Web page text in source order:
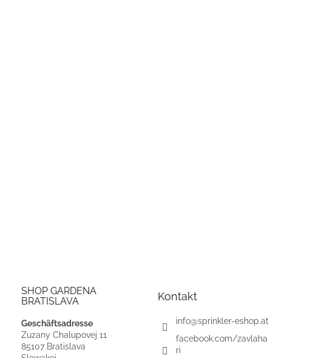
SHOP GARDENA
BRATISLAVA
Geschäftsadresse
Zuzany Chalupovej 11
85107 Bratislava
Kontakt
info@sprinkler-eshop.at
facebook.com/zavlaha
ri